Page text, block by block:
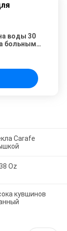
воды 30
больным
Carafe
Oz
кувшинов